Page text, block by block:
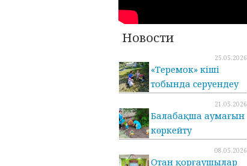
Новости
25.05.2026
«Теремок» кіші
тобында серуендеу
21.05.2026
Балабақша аумағын
көркейту
08.05.2026
Отан қорғаушылар